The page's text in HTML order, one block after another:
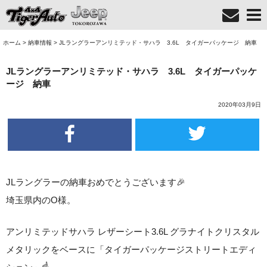
ホーム > 納車情報 > JLラングラーアンリミテッド・サハラ 3.6L タイガーパッケージ 納車
JLラングラーアンリミテッド・サハラ 3.6L タイガーパッケ
ージ 納車
2020年03月9日
JLラングラーの納車おめでとうございます🎉
埼玉県内のO様。
アンリミテッドサハラ レザーシート3.6L グラナイトクリスタル
メタリックをベースに「タイガーパッケージストリートエディ